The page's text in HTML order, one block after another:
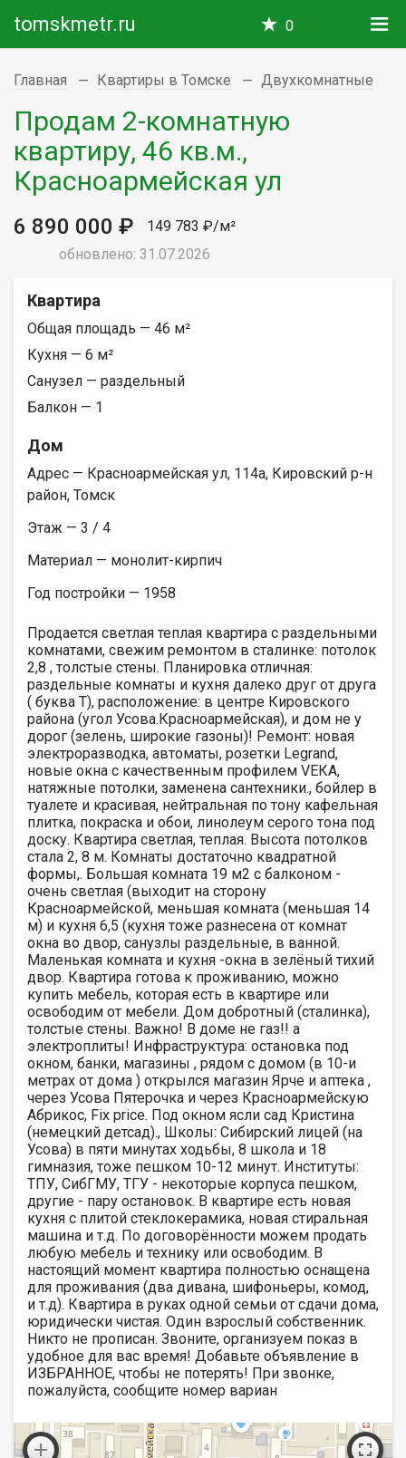
tomskmetr.ru 0
Главная Квартиры в Томске Двухкомнатные
Продам 2-комнатную
квартиру, 46 кв.м.,
Красноармейская ул
6 890 000 ₽
149 783 ₽/м²
обновлено: 31.07.2026
Квартира
Общая площадь — 46 м²
Кухня — 6 м²
Санузел — раздельный
Балкон — 1
Дом
Адрес — Красноармейская ул, 114а, Кировский р-н
район, Томск
Этаж — 3 / 4
Материал — монолит-кирпич
Год постройки — 1958
Продается светлая теплая квартира с раздельными
комнатами, свежим ремонтом в сталинке: потолок
2,8 , толстые стены. Планировка отличная:
раздельные комнаты и кухня далеко друг от друга
( буква T), расположение: в центре Кировского
района (угол Усова.Красноармейская), и дом не у
дорог (зелень, широкие газоны)! Ремонт: новая
электроразводка, автоматы, розетки Lеgrаnd,
новые окна с качественным профилем VЕКА,
натяжные потолки, заменена сантехники., бойлер в
туалете и красивая, нейтральная по тону кафельная
плитка, покраска и обои, линолеум серого тона под
доску. Квартира светлая, теплая. Высота потолков
стала 2, 8 м. Комнаты достаточно квадратной
формы,. Большая комната 19 м2 с балконом -
очень светлая (выходит на сторону
Красноармейской, меньшая комната (меньшая 14
м) и кухня 6,5 (кухня тоже разнесена от комнат
окна во двор, санузлы раздельные, в ванной.
Маленькая комната и кухня -окна в зелёный тихий
двор. Квартира готова к проживанию, можно
купить мебель, которая есть в квартире или
освободим от мебели. Дом добротный (сталинка),
толстые стены. Важно! В доме не газ!! а
электроплиты! Инфраструктура: остановка под
окном, банки, магазины , рядом с домом (в 10-и
метрах от дома ) открылся магазин Ярче и аптека ,
через Усова Пятерочка и через Красноармейскую
Абрикос, Fiх рriсе. Под окном ясли сад Кристина
(немецкий детсад)., Школы: Сибирский лицей (на
Усова) в пяти минутах ходьбы, 8 школа и 18
гимназия, тоже пешком 10-12 минут. Институты:
ТПУ, СибГМУ, ТГУ - некоторые корпуса пешком,
другие - пару остановок. В квартире есть новая
кухня с плитой стеклокерамика, новая стиральная
машина и т.д. По договорённости можем продать
любую мебель и технику или освободим. В
настоящий момент квартира полностью оснащена
для проживания (два дивана, шифоньеры, комод,
и т.д). Квартира в руках одной семьи от сдачи дома,
юридически чистая. Один взрослый собственник.
Никто не прописан. Звоните, организуем показ в
удобное для вас время! Добавьте объявление в
ИЗБРАННОЕ, чтобы не потерять! При звонке,
пожалуйста, сообщите номер вариан